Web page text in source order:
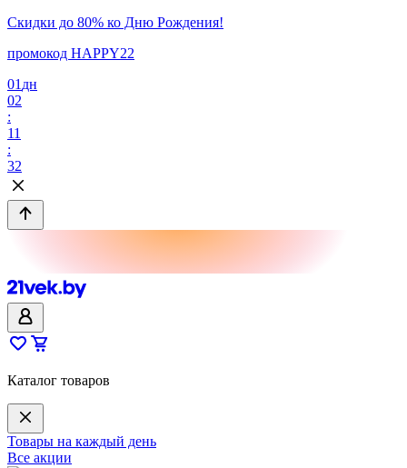
Скидки до 80% ко Дню Рождения!
промокод HAPPY22
01 дн
02
:
11
:
32
Каталог товаров
Товары на каждый день
Все акции